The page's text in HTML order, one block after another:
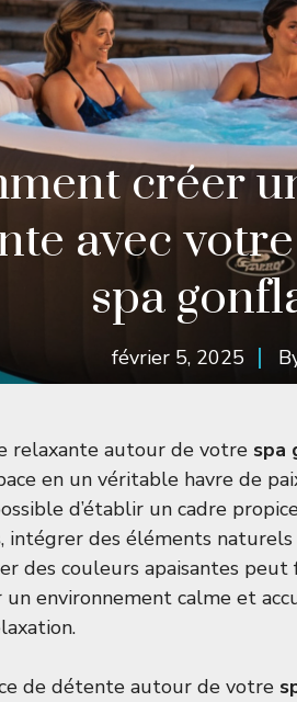
créer
avec
spa
février 5, 2025
relaxante autour de votre spa
en un véritable havre de
d’établir un cadre
, intégrer des éléments naturels
des couleurs apaisantes
un environnement calme et
de détente autour de votre